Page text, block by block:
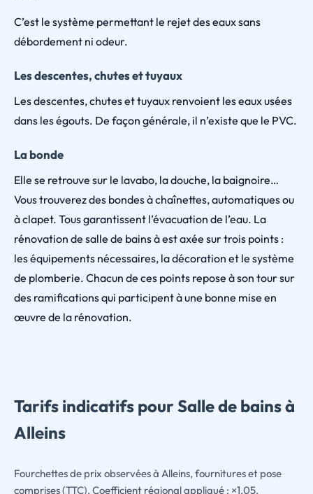
C’est le système permettant le rejet des eaux sans
débordement ni odeur.
Les descentes, chutes et tuyaux
Les descentes, chutes et tuyaux renvoient les eaux usées
dans les égouts. De façon générale, il n’existe que le PVC.
La bonde
Elle se retrouve sur le lavabo, la douche, la baignoire…
Vous trouverez des bondes à chaînettes, automatiques ou
à clapet. Tous garantissent l’évacuation de l’eau. La
rénovation de salle de bains à est axée sur trois points :
les équipements nécessaires, la décoration et le système
de plomberie. Chacun de ces points repose à son tour sur
des ramifications qui participent à une bonne mise en
œuvre de la rénovation.
Tarifs indicatifs pour Salle de bains à
Alleins
Fourchettes de prix observées à Alleins, fournitures et pose
comprises (TTC). Coefficient régional appliqué : ×1,05.